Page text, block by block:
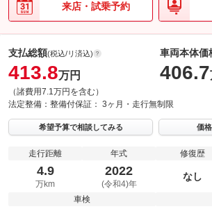
来店・試乗予約
支払総額(税込/リ済込)
413.8万円
（諸費用7.1万円を含む）
車両本体価
406.7
法定整備： 整備付保証： 3ヶ月・走行無制限
希望予算で相談してみる 価
走行距離
4.9
万km
年式
2022
(令和4)年
修復歴
なし
車検